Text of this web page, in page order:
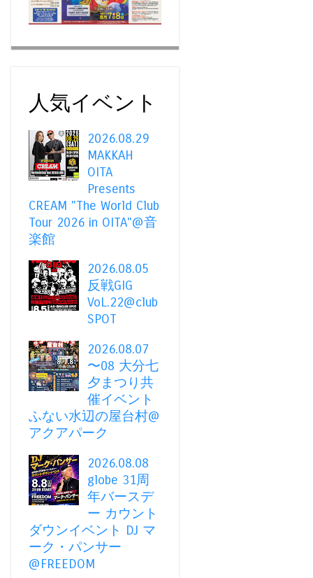
人気イベント
2026.08.29
MAKKAH
OITA
Presents
CREAM "The World Club
Tour 2026 in OITA"@音
楽館
2026.08.05
反戦GIG
VoL.22@club
SPOT
2026.08.07
〜08 大分七
夕まつり共
催イベント
ふない水辺の屋台村@
アクアパーク
2026.08.08
globe 31周
年バースデ
ー カウント
ダウンイベント DJ マ
ーク・パンサー
@FREEDOM